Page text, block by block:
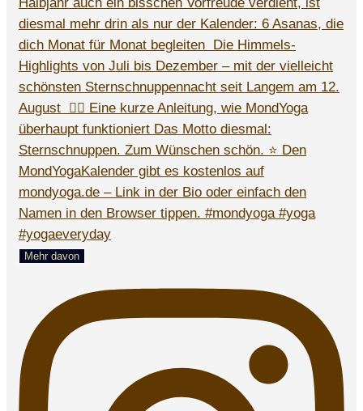
Mehr davon